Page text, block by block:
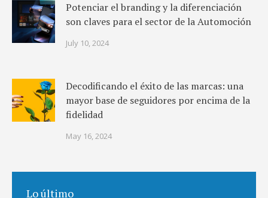
Potenciar el branding y la diferenciación
son claves para el sector de la Automoción
July 10, 2024
Decodificando el éxito de las marcas: una
mayor base de seguidores por encima de la
fidelidad
May 16, 2024
Lo último